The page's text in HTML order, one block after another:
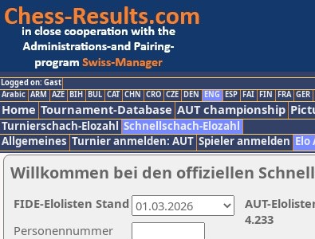
Logged on: Gast
Arabic ARM AZE BIH BUL CAT CHN CRO CZE DEN ENG ESP FAI FIN FRA GER
Home Tournament-Database AUT championship
Turnierschach-Elozahl Schnellschach-Elozahl
Allgemeines Turnier anmelden: AUT Spieler anmelden Elo
Willkommen bei den offiziellen
Personennummer
AUT-
4.233
FIDE-Elolisten Stand